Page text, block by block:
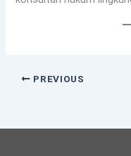
PREVIOUS